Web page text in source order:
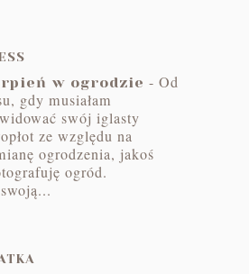
w ogrodzie - Od
gdy musiałam
swój iglasty
ze względu na
ogrodzenia, jakoś
ogród.